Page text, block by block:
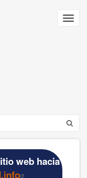
web hacia